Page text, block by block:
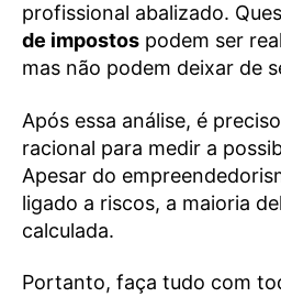
profissional abalizado.
de impostos podem ser
mas não podem deixar de
Após essa análise, é
racional para medir a
Apesar do
ligado a riscos, a maioria
calculada.
Portanto, faça tudo com